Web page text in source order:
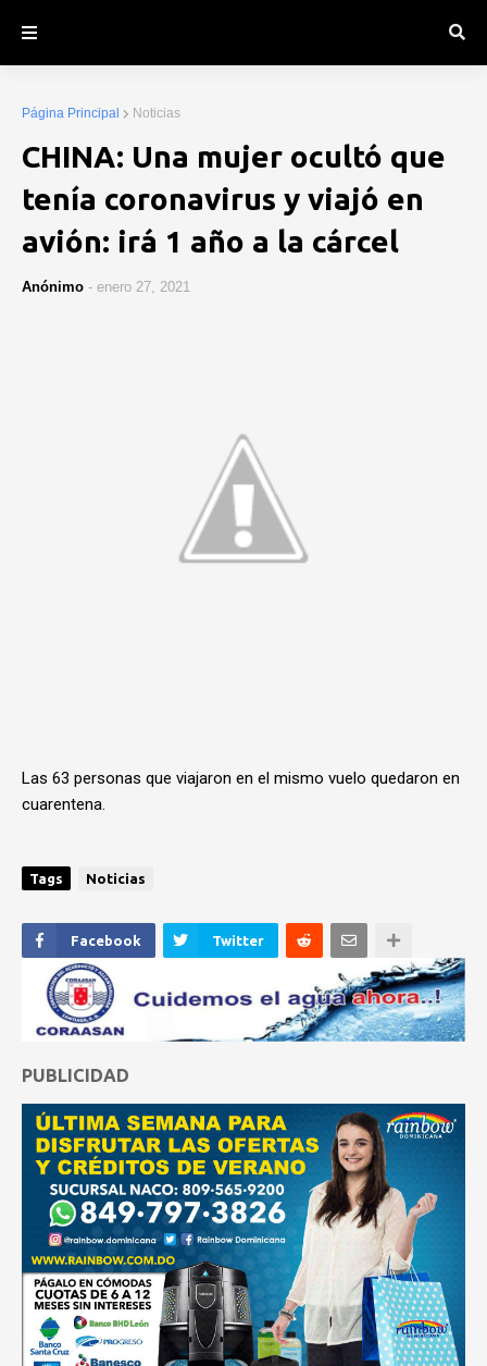
Página Principal Noticias
CHINA: Una mujer ocultó que
tenía coronavirus y viajó en
avión: irá 1 año a la cárcel
Anónimo - enero 27, 2021
Las 63 personas que viajaron en el mismo vuelo quedaron en
cuarentena.
Tags Noticias
Facebook Twitter
PUBLICIDAD